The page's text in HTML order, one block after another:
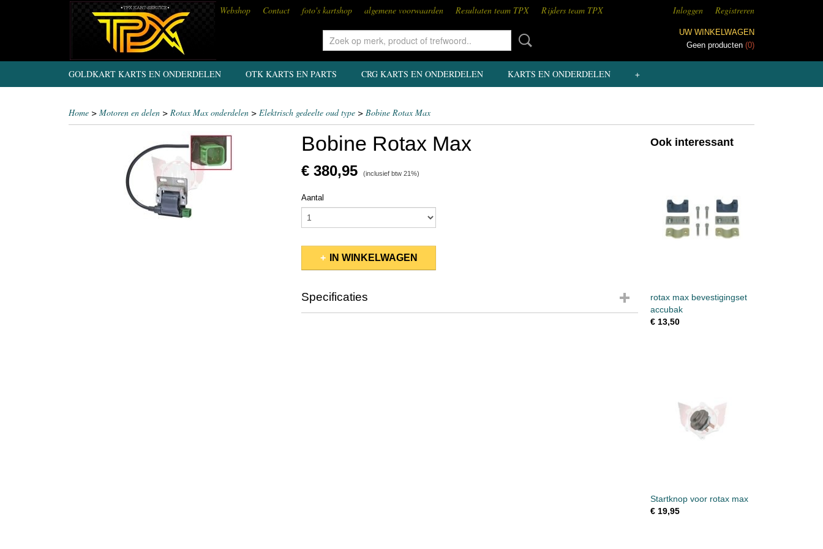
Webshop Contact foto's kartshop algemene voorwaarden Resultaten team TPX Rijders team TPX Inloggen Registreren
UW WINKELWAGEN
Geen producten (0)
GOLDKART KARTS EN ONDERDELEN OTK KARTS EN PARTS CRG KARTS EN ONDERDELEN KARTS EN ONDERDELEN +
Home > Motoren en delen > Rotax Max onderdelen > Elektrisch gedeelte oud type > Bobine Rotax Max
Bobine Rotax Max
€ 380,95 (inclusief btw 21%)
Aantal
IN WINKELWAGEN
Specificaties
Ook interessant
rotax max bevestigingset
accubak
€ 13,50
Startknop voor rotax max
€ 19,95